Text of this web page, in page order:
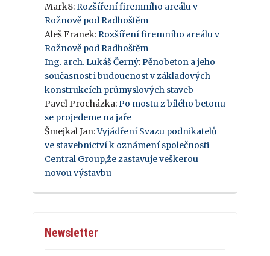
Mark8: Rozšíření firemního areálu v
Rožnově pod Radhoštěm
Aleš Franek: Rozšíření firemního areálu v
Rožnově pod Radhoštěm
Ing. arch. Lukáš Černý: Pěnobeton a jeho
současnost i budoucnost v základových
konstrukcích průmyslových staveb
Pavel Procházka: Po mostu z bílého betonu
se projedeme na jaře
Šmejkal Jan:Vyjádření Svazu podnikatelů
ve stavebnictví k oznámení společnosti
Central Group,že zastavuje veškerou
novou výstavbu
Newsletter